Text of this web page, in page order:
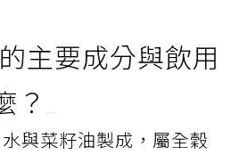
主要成分與飲用
？
與菜籽油製成，屬全穀